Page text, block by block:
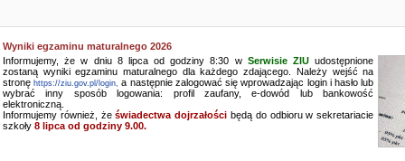
Wyniki egzaminu maturalnego 2026
Informujemy, że w dniu 8 lipca od godziny 8:30 w Serwisie ZIU udostępnione
zostaną wyniki egzaminu maturalnego dla każdego zdającego. Należy wejść na
stronęhttps://ziu.gov.pl/login, a następnie zalogować się wprowadzając login i hasło lub
wybrać inny sposób logowania: profil zaufany, e-dowód lub bankowość
elektroniczną.
Informujemy również, żeświadectwa dojrzałości będą do odbioru w sekretariacie
szkoły 8 lipca od godziny 9.00.